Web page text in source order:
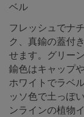
ベル
フレッシュでナ
ク、真鍮の蓋付
せます。グリー
鍮色はキャップ
ホワイトでラベ
ッソ色で土っぽ
ンラインの植物